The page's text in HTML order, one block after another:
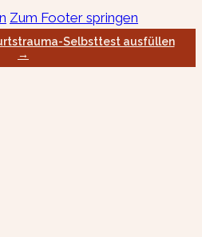
Zum Footer springen
Selbsttest ausfüllen
→